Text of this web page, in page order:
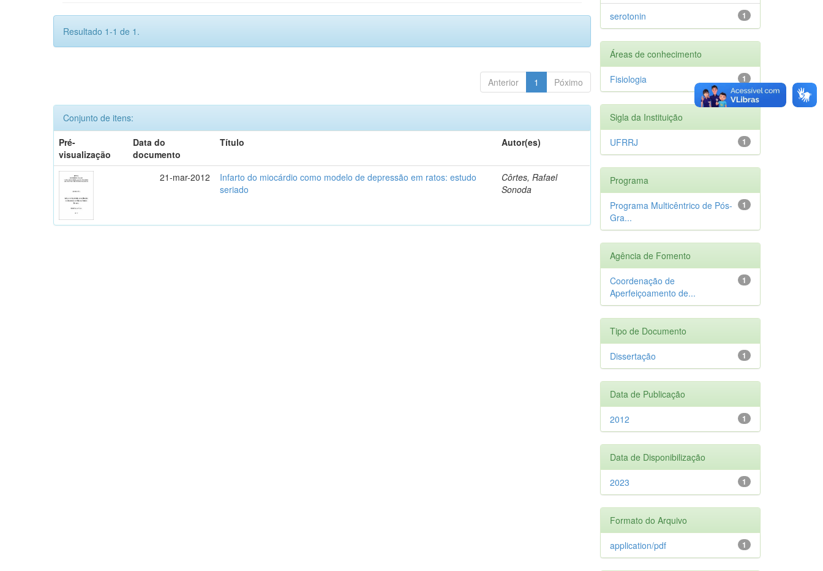
Resultado 1-1 de 1.
Anterior 1 Póximo
Conjunto de itens:
Pré-
visualização
Data do
documento
Título Autor(es)
21-mar-2012
Infarto do miocárdio como modelo de depressão em ratos: estudo
seriado
Côrtes, Rafael
Sonoda
1
serotonin
Áreas de conhecimento
1
Fisiologia
Sigla da Instituição
1
UFRRJ
Programa
1
Programa Multicêntrico de Pós-
Gra...
Agência de Fomento
1
Coordenação de
Aperfeiçoamento de...
Tipo de Documento
1
Dissertação
Data de Publicação
1
2012
Data de Disponibilização
1
2023
Formato do Arquivo
1
application/pdf